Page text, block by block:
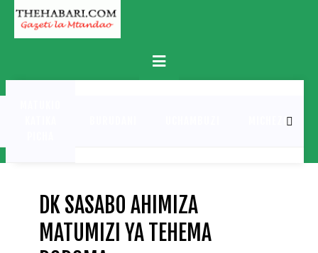
Skip
content
Primary
Menu
MICHEZO
DK SASABO AHIMIZA
MATUMIZI YA TEHEMA